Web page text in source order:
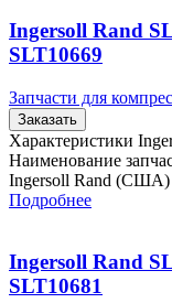
Ingersoll Rand
SLT10669
Запчасти для
Заказать
Характеристики
Наименование
Ingersoll Rand (США)
Подробнее
Ingersoll Rand
SLT10681